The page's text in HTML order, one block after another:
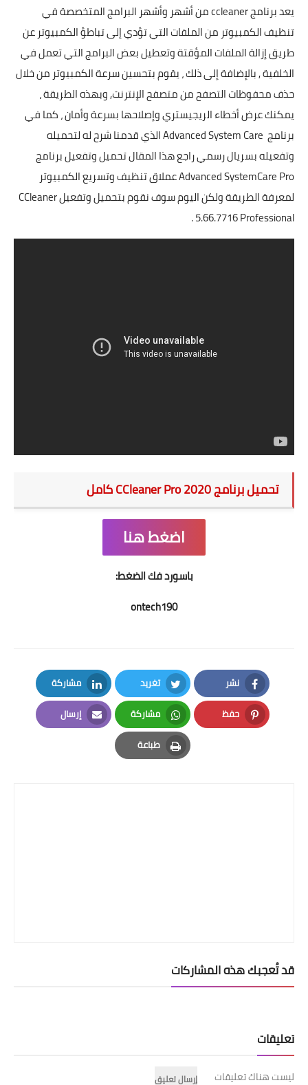
يعد برنامج ccleaner من أشهر وأشهر البرامج المتخصصة في
تنظيف الكمبيوتر من الملفات التي تؤدي إلى تباطؤ الكمبيوتر عن
طريق إزالة الملفات المؤقتة وتعطيل بعض البرامج التي تعمل في
الخلفية , بالإضافة إلى ذلك ، يقوم بتحسين سرعة الكمبيوتر من خلال
حذف محفوظات التصفح من متصفح الإنترنت, وبهذه الطريقة ،
يمكنك عرض أخطاء الريجيستري وإصلاحها بسرعة وأمان ، كما في
برنامج Advanced System Care الذي قدمنا شرح له لتحميله
وتفعيله بسريال رسمي راجع هذا المقالتحميل وتفعيل برنامج
Advanced SystemCare Pro عملاق تنظيف وتسريع الكمبيوتر
لمعرفة الطريقة ولكن اليوم سوف نقوم بتحميل وتفعيل CCleaner
5.66.7716 Professional .
تحميل برنامج CCleaner Pro 2020 كامل
اضغط هنا
باسورد فك الضغط:
ontech190
نشر
Facebook
تغريد
Twitter
مشاركة
LinkedIn
حفظ
Pinterest
مشاركة
Whatsapp
إرسال
Email
طباعة
Print
قد تُعجبك هذه المشاركات
تعليقات
ليست هناك تعليقات إرسال تعليق